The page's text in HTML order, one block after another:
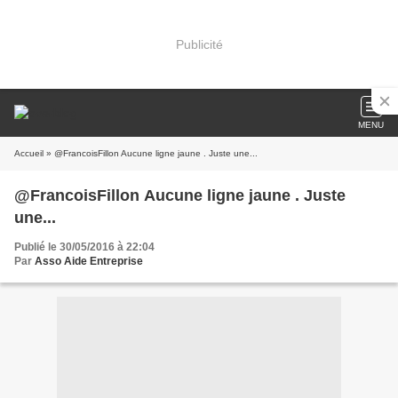
Publicité
MENU
Accueil » @FrancoisFillon Aucune ligne jaune . Juste une...
@FrancoisFillon Aucune ligne jaune . Juste
une...
Publié le 30/05/2016 à 22:04
Par Asso Aide Entreprise